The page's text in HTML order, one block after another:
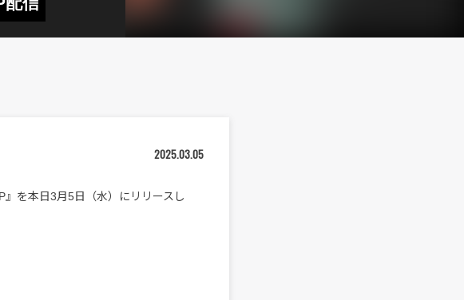
2025.03.05
を本日3月5日（水）にリリースし